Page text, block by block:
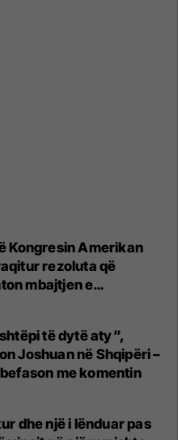
Kongresin Amerikan
rezoluta që
mbajtjen e
Parlamentare të
të dytë aty”,
Joshuan në Shqipëri –
me komentin
dhe një i lënduar pas